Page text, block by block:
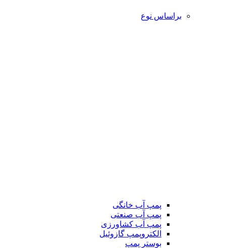
براساس نوع
پمپ آب خانگی
پمپ آب صنعتی
پمپ آب کشاورزی
الکتروپمپ گازوئیل
بوستر پمپ